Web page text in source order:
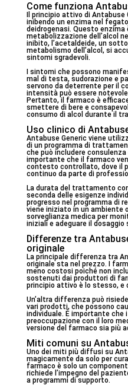
Come funziona
Il principio attivo di
inibendo un enzima nel
deidrogenasi. Questo enzima
metabolizzazione dell’alcol
inibito, l’acetaldeide, un
metabolismo dell’alcol, si
sintomi sgradevoli.
I sintomi che possono
mal di testa, sudorazione e
servono da deterrente per il
intensità può essere
Pertanto, il farmaco è
smettere di bere e
consumo di alcol durante il
Uso clinico di
Antabuse Generic viene
di un programma di
che può includere
importante che il farmaco
contesto controllato, dove il
continuo da parte di
La durata del trattamento
seconda delle esigenze
progresso nel programma di
viene iniziato in un
sorveglianza medica per
iniziali e adeguare il dosaggio
Differenze tra
originale
La principale differenza tra
originale sta nel prezzo. I
meno costosi poiché non
sostenuti dai produttori di
principio attivo è lo stesso, e
Un’altra differenza può
vari prodotti, che possono
individuale. È importante
preoccupazione con il loro
versione del farmaco sia più
Miti comuni su
Uno dei miti più diffusi su
magicamente da solo per
farmaco è solo un
richiede l’impegno del
a programmi di supporto.